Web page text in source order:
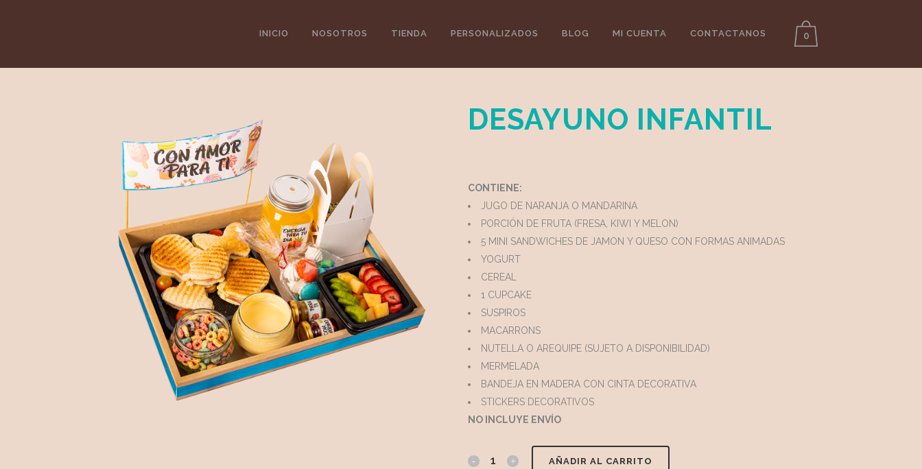
0
INICIO NOSOTROS TIENDA PERSONALIZADOS BLOG MI CUENTA CONTACTANOS
DESAYUNO INFANTIL
CONTIENE:
JUGO DE NARANJA O MANDARINA
PORCIÓN DE FRUTA (FRESA, KIWI Y MELON)
5 MINI SANDWICHES DE JAMON Y QUESO CON FORMAS ANIMADAS
YOGURT
CEREAL
1 CUPCAKE
SUSPIROS
MACARRONS
NUTELLA O AREQUIPE (SUJETO A DISPONIBILIDAD)
MERMELADA
BANDEJA EN MADERA CON CINTA DECORATIVA
STICKERS DECORATIVOS
NO INCLUYE ENVÍO
AÑADIR AL CARRITO